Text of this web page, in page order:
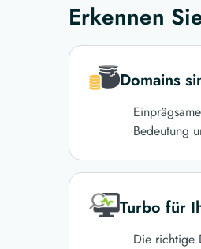
Erkennen
Domains
Bedeutung
Turbo für
Die richtige